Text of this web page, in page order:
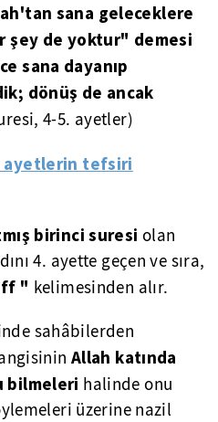
sana geleceklere
şey de yoktur" demesi
sana dayanıp
dönüş de ancak
4-5. ayetler)
ayetlerin tefsiri
birinci suresi olan
4. ayette geçen ve sıra,
" kelimesinden alır.
sahâbilerden
Allah katında
bilmeleri halinde onu
üzerine nazil